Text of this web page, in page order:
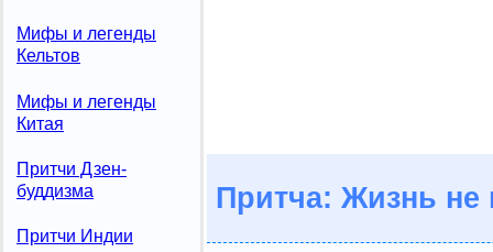
Мифы и легенды
Кельтов
Мифы и легенды
Китая
Притчи Дзен-
буддизма
Притчи Индии
Притча: Жизнь не